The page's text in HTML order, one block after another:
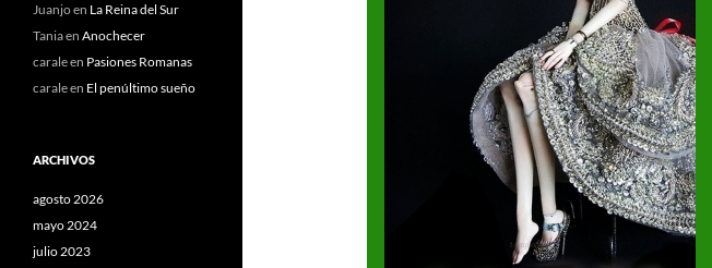
Juanjoen La Reina del Sur
Taniaen Anochecer
caraleen Pasiones Romanas
caraleen El penúltimo sueño
ARCHIVOS
agosto 2026
mayo 2024
julio 2023